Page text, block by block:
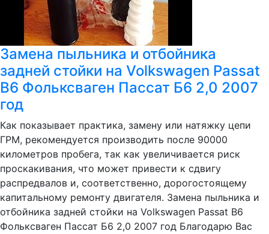
Замена пыльника и отбойника
задней стойки на Volkswagen Passat
B6 Фольксваген Пассат Б6 2,0 2007
год
Как показывает практика, замену или натяжку цепи
ГРМ, рекомендуется производить после 90000
километров пробега, так как увеличивается риск
проскакивания, что может привести к сдвигу
распредвалов и, соответственно, дорогостоящему
капитальному ремонту двигателя. Замена пыльника и
отбойника задней стойки на Volkswagen Passat B6
Фольксваген Пассат Б6 2,0 2007 год Благодарю Вас